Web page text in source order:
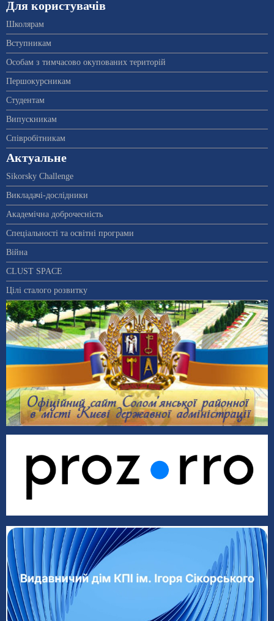
Для користувачів
Школярам
Вступникам
Особам з тимчасово окупованих територій
Першокурсникам
Студентам
Випускникам
Співробітникам
Актуальне
Sikorsky Challenge
Викладачі-дослідники
Академічна доброчесність
Спеціальності та освітні програми
Війна
CLUST SPACE
Цілі сталого розвитку